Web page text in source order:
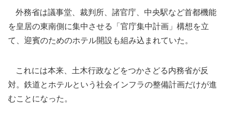
外務省は議事堂、裁判所、諸官庁、中央駅など首都機能
を皇居の東南側に集中させる「官庁集中計画」構想を立
て、迎賓のためのホテル開設も組み込まれていた。
これには本来、土木行政などをつかさどる内務省が反
対。鉄道とホテルという社会インフラの整備計画だけが進
むことになった。